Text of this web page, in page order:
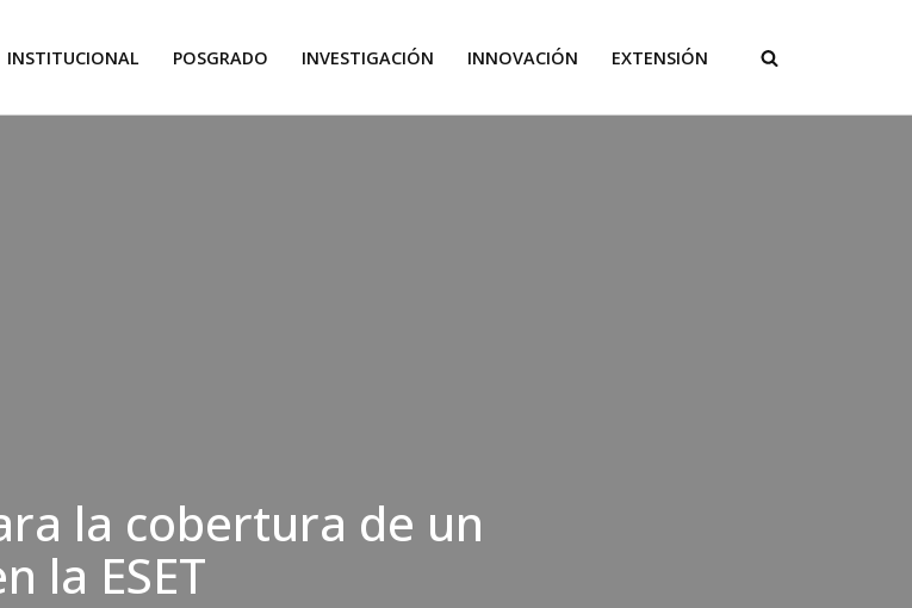
INSTITUCIONAL POSGRADO INVESTIGACIÓN INNOVACIÓN EXTENSIÓN
la cobertura de un
la ESET